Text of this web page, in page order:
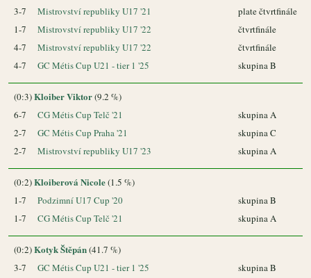
3-7
Mistrovství republiky U17 '21
plate čtvrtfinále
1-7
Mistrovství republiky U17 '22
čtvrtfinále
4-7
Mistrovství republiky U17 '22
čtvrtfinále
4-7
GC Métis Cup U21 - tier 1 '25 skupina B
(0:3)Kloiber Viktor(9.2 %)
6-7
CG Métis Cup Telč '21
skupina A
2-7
GC Métis Cup Praha '21
skupina C
2-7
Mistrovství republiky U17 '23 skupina A
(0:2)Kloiberová Nicole(1.5 %)
1-7
Podzimní U17 Cup '20
skupina B
1-7
CG Métis Cup Telč '21 skupina A
(0:2)Kotyk Štěpán(41.7 %)
3-7
GC Métis Cup U21 - tier 1 '25
skupina B